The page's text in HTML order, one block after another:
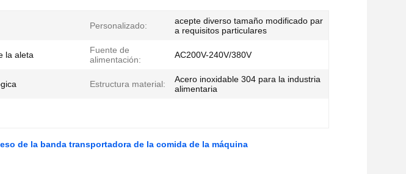
Personalizado:
acepte diverso tamaño modificado par
a requisitos particulares
la aleta
Fuente de
alimentación:
AC200V-240V/380V
Estructura material:
Acero inoxidable 304 para la industria
alimentaria
de la banda transportadora de la comida de la máquina